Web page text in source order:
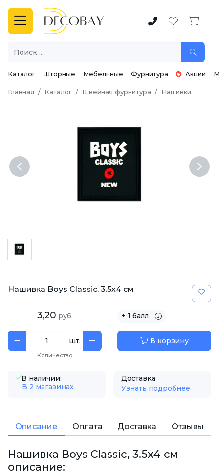
Каталог Шторные Мебельные Фурнитура Акции
Главная Каталог Швейная фурнитура Нашивки
Previous Next
Нашивка Boys Classic, 3.5х4 см
3,20 руб. + 1 балл
шт.
Количество
В корзину
В наличии:
В 2 магазинах
Доставка
Узнать подробнее
Описание Оплата Доставка Отзывы
Нашивка Boys Classic, 3.5х4 см -
описание: